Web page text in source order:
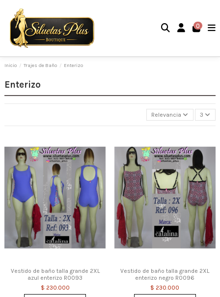
0
Inicio Trajes de Baño Enterizo
Enterizo
Relevancia 3
Vestido de baño talla grande 2XL
azul enterizo R0093
$ 230.000
Vestido de baño talla grande 2XL
enterizo negro R0096
$ 230.000